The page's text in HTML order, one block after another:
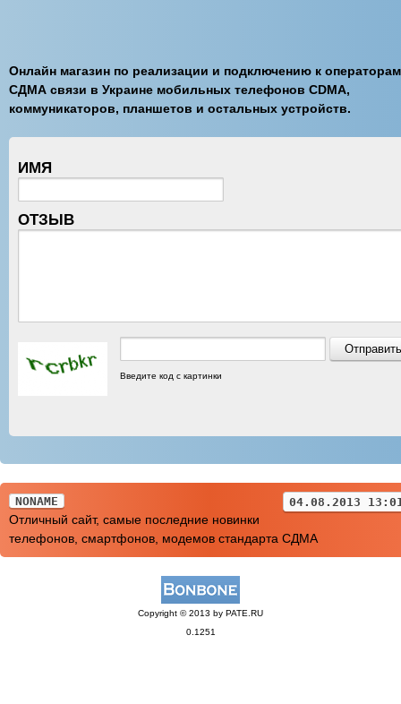
Онлайн магазин по реализации и подключению к операторам
СДМА связи в Украине мобильных телефонов CDMA,
коммуникаторов, планшетов и остальных устройств.
ИМЯ
ОТЗЫВ
Введите код с картинки
NONAME 04.08.2013
Отличный сайт, самые последние новинки
телефонов, смартфонов, модемов стандарта СДМА
Copyright © 2013 by PATE.RU
0.1251